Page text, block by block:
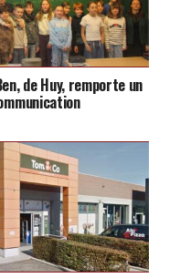
de Huy, remporte un